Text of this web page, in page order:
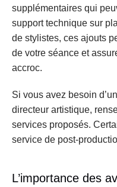
supplémentaires qui
support technique sur
de stylistes, ces ajouts
de votre séance et
accroc.
Si vous avez besoin
directeur artistique,
services proposés.
service de post-
L’importance des